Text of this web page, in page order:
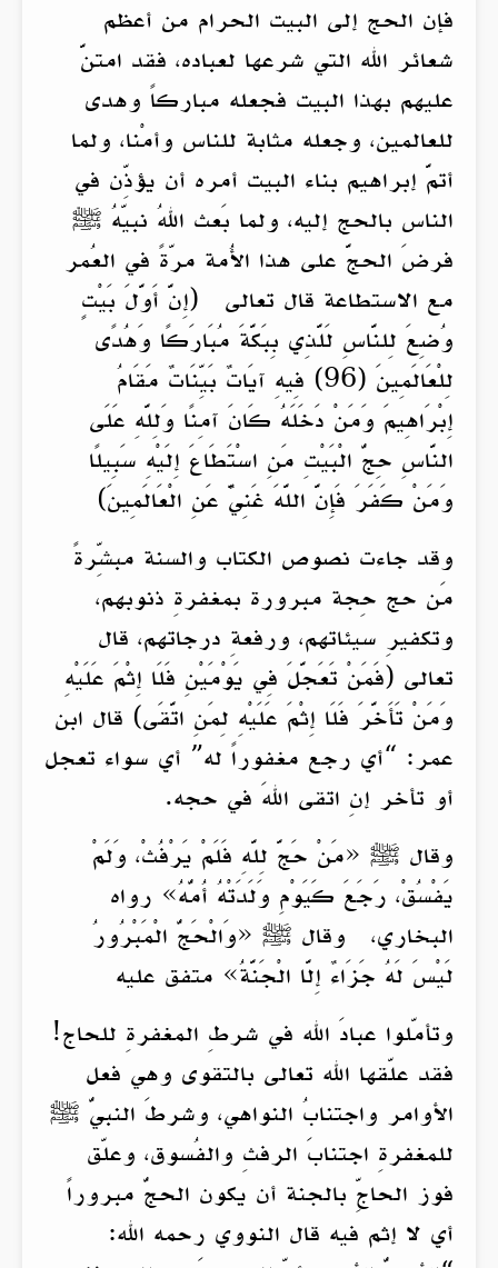
فإن الحج إلى البيت الحرام من أعظم
شعائر الله التي شرعها لعباده، فقد امتنَّ
عليهم بهذا البيت فجعله مباركاً وهدى
للعالمين، وجعله مثابة للناس وأمْنا، ولما
أتمَّ إبراهيم بناء البيت أمره أن يؤذِّن في
الناس بالحج إليه، ولما بَعث اللهُ نبيّهُ ﷺ
فرضَ الحجَّ على هذا الأُمة مرّةً في العُمر
مع الاستطاعة قال تعالى (إِنَّ أَوَّلَ بَيْتٍ
وُضِعَ لِلنَّاسِ لَلَّذِي بِبَكَّةَ مُبَارَكًا وَهُدًى
لِلْعَالَمِينَ (96) فِيهِ آيَاتٌ بَيِّنَاتٌ مَقَامُ
إِبْرَاهِيمَ وَمَنْ دَخَلَهُ كَانَ آمِنًا وَلِلَّهِ عَلَى
النَّاسِ حِجُّ الْبَيْتِ مَنِ اسْتَطَاعَ إِلَيْهِ سَبِيلًا
وَمَنْ كَفَرَ فَإِنَّ اللَّهَ غَنِيٌّ عَنِ الْعَالَمِينَ)
وقد جاءت نصوص الكتاب والسنة مبشِّرةً
مَن حج حِجة مبرورة بمغفرةِ ذنوبهم،
وتكفيرِ سيئاتهم، ورفعةِ درجاتهم، قال
تعالى (فَمَنْ تَعَجَّلَ فِي يَوْمَيْنِ فَلَا إِثْمَ عَلَيْهِ
وَمَنْ تَأَخَّرَ فَلَا إِثْمَ عَلَيْهِ لِمَنِ اتَّقَى) قال ابن
عمر: “أي رجع مغفوراً له” أي سواء تعجل
أو تأخر إنِ اتقى اللهَ في حجه.
وقال ﷺ «مَنْ حَجَّ لِلَّهِ فَلَمْ يَرْفُثْ، وَلَمْ
يَفْسُقْ، رَجَعَ كَيَوْمِ وَلَدَتْهُ أُمُّهُ» رواه
البخاري، وقال ﷺ «وَالْحَجُّ الْمَبْرُورُ
لَيْسَ لَهُ جَزَاءٌ إِلَّا الْجَنَّةُ» متفق عليه
وتأمّلوا عبادَ الله في شرطِ المغفرةِ للحاج!
فقد علّقها الله تعالى بالتقوى وهي فعل
الأوامر واجتنابُ النواهي، وشرطَ النبيُّ ﷺ
للمغفرةِ اجتنابَ الرفثِ والفُسوق، وعلّق
فوز الحاجِّ بالجنة أن يكون الحجُّ مبروراً
أي لا إثم فيه قال النووي رحمه الله: